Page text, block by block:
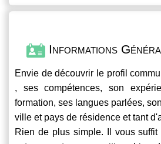
Informations
Envie de découvrir le profil
, ses compétences, son
formation, ses langues parlées,
ville et pays de résidence et tant
Rien de plus simple. Il vous